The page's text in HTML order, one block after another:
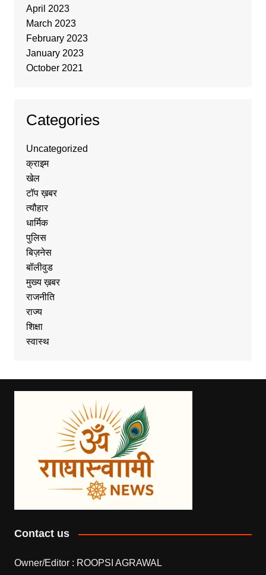
April 2023
March 2023
February 2023
January 2023
October 2021
Categories
Uncategorized
क्राइम
खेल
टॉप ख़बर
त्यौहार
धार्मिक
पुलिस
बिज़नेस
बॉलीवुड
मुख्य ख़बर
राजनीति
राज्य
शिक्षा
स्वास्थ
Contact us
Owner/Editor : ROOPSI AGRAWAL